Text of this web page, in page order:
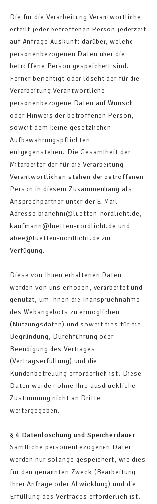
Die für die Verarbeitung Verantwortliche
erteilt jeder betroffenen Person jederzeit
auf Anfrage Auskunft darüber, welche
personenbezogenen Daten über die
betroffene Person gespeichert sind.
Ferner berichtigt oder löscht der für die
Verarbeitung Verantwortliche
personenbezogene Daten auf Wunsch
oder Hinweis der betroffenen Person,
soweit dem keine gesetzlichen
Aufbewahrungspflichten
entgegenstehen. Die Gesamtheit der
Mitarbeiter der für die Verarbeitung
Verantwortlichen stehen der betroffenen
Person in diesem Zusammenhang als
Ansprechpartner unter der E-Mail-
Adresse bianchni@luetten-nordlicht.de,
kaufmann@luetten-nordlicht.de und
abee@luetten-nordlicht.de zur
Verfügung.
Diese von Ihnen erhaltenen Daten
werden von uns erhoben, verarbeitet und
genutzt, um Ihnen die Inanspruchnahme
des Webangebots zu ermöglichen
(Nutzungsdaten) und soweit dies für die
Begründung, Durchführung oder
Beendigung des Vertrages
(Vertragserfüllung) und die
Kundenbetreuung erforderlich ist. Diese
Daten werden ohne Ihre ausdrückliche
Zustimmung nicht an Dritte
weitergegeben.
§ 4 Datenlöschung und Speicherdauer
Sämtliche personenbezogenen Daten
werden nur solange gespeichert, wie dies
für den genannten Zweck (Bearbeitung
Ihrer Anfrage oder Abwicklung) und die
Erfüllung des Vertrages erforderlich ist.